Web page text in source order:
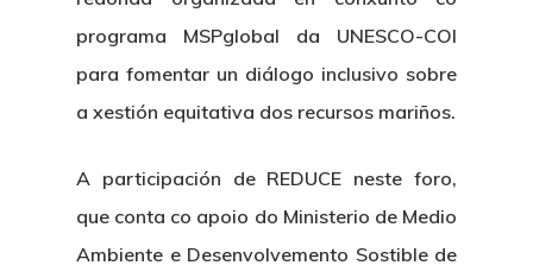
programa MSPglobal da UNESCO-COI
para fomentar un diálogo inclusivo sobre
a xestión equitativa dos recursos mariños.
A participación de REDUCE neste foro,
que conta co apoio do Ministerio de Medio
Ambiente e Desenvolvemento Sostible de